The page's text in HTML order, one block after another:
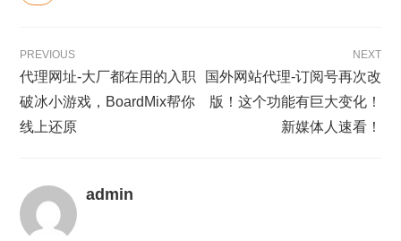
PREVIOUS
代理网址-大厂都在用的入职
破冰小游戏，BoardMix帮你
线上还原
NEXT
国外网站代理-订阅号再次改
版！这个功能有巨大变化！
新媒体人速看！
admin